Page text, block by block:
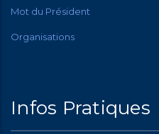
Mot du Président
Organisations
Infos Pratiques